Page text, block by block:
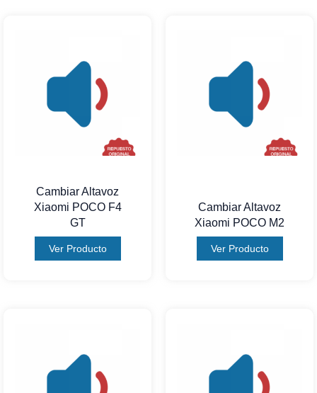
Cambiar Altavoz
Xiaomi POCO F4
GT
Ver Producto
Cambiar Altavoz
Xiaomi POCO M2
Ver Producto